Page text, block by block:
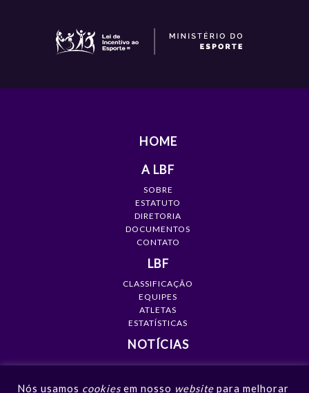
HOME
A LBF
SOBRE
ESTATUTO
DIRETORIA
DOCUMENTOS
CONTATO
LBF
CLASSIFICAÇÃO
EQUIPES
ATLETAS
ESTATÍSTICAS
NOTÍCIAS
Nós usamos cookies em nosso website para melhorar